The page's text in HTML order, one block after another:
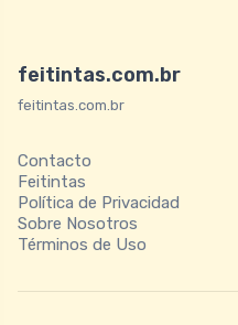
feitintas.com.br
feitintas.com.br
Contacto
Feitintas
Política de Privacidad
Sobre Nosotros
Términos de Uso